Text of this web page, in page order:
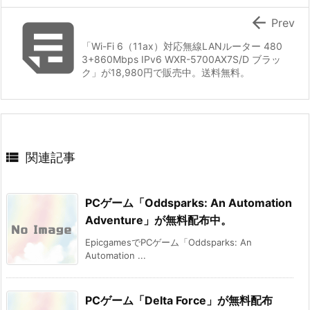
 「Wi-Fi 6（11ax）対応無線LANルーター 480
3+860Mbps IPv6 WXR-5700AX7S/D ブラッ
ク」が18,980円で販売中。送料無料。
 Prev
 関連記事
PCゲーム「Oddsparks: An Automation
Adventure」が無料配布中。
EpicgamesでPCゲーム「Oddsparks: An
Automation ...
PCゲーム「Delta Force」が無料配布